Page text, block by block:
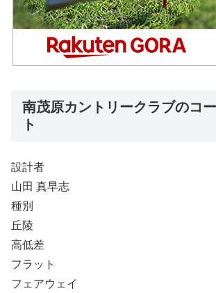
南茂原カントリークラブのコ
ト
設計者
山田 真早志
種別
丘陵
高低差
フラット
フェアウェイ